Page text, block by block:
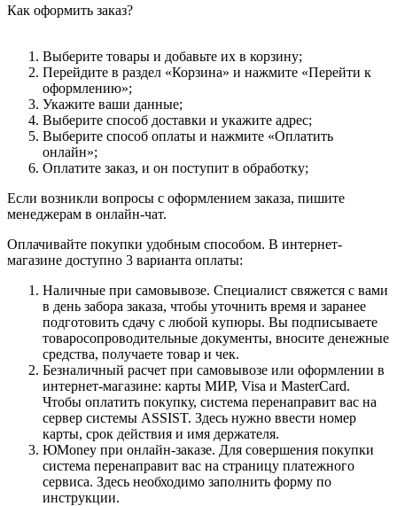
Как оформить заказ?
Выберите товары и добавьте их в корзину;
Перейдите в раздел «Корзина» и нажмите «Перейти к
оформлению»;
Укажите ваши данные;
Выберите способ доставки и укажите адрес;
Выберите способ оплаты и нажмите «Оплатить
онлайн»;
Оплатите заказ, и он поступит в обработку;
Если возникли вопросы с оформлением заказа, пишите
менеджерам в онлайн-чат.
Оплачивайте покупки удобным способом. В интернет-
магазине доступно 3 варианта оплаты:
Наличные при самовывозе. Специалист свяжется с вами
в день забора заказа, чтобы уточнить время и заранее
подготовить сдачу с любой купюры. Вы подписываете
товаросопроводительные документы, вносите денежные
средства, получаете товар и чек.
Безналичный расчет при самовывозе или оформлении в
интернет-магазине: карты МИР, Visa и MasterCard.
Чтобы оплатить покупку, система перенаправит вас на
сервер системы ASSIST. Здесь нужно ввести номер
карты, срок действия и имя держателя.
ЮMoney при онлайн-заказе. Для совершения покупки
система перенаправит вас на страницу платежного
сервиса. Здесь необходимо заполнить форму по
инструкции.